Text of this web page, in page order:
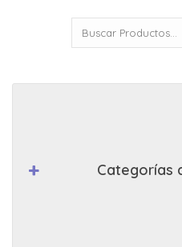
por:
Categorías